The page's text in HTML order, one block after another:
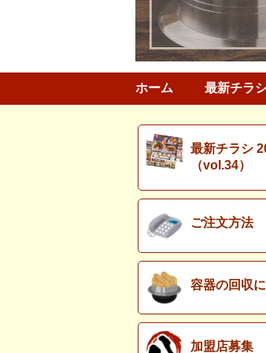
ホーム 最新チラ
最新チラシ
（vol.34）
ご注文方法
容器の回収
加盟店募集